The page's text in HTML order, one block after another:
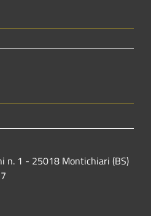
n. 1 - 25018 Montichiari (BS)